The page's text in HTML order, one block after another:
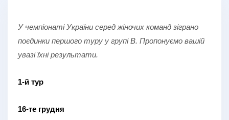
У чемпіонаті України серед жіночих команд зіграно
поєдинки першого туру у групі В. Пропонуємо вашій
увазі їхні результати.
1-й тур
16-те грудня